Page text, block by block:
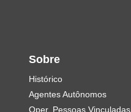
Sobre
Histórico
Agentes Autônomos
Oper. Pessoas Vinculadas